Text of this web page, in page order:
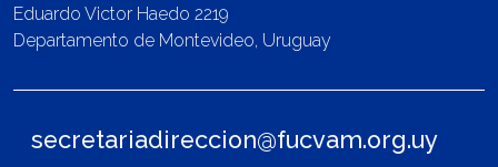
Eduardo Victor Haedo 2219
Departamento de Montevideo, Uruguay
secretariadireccion@fucvam.org.uy